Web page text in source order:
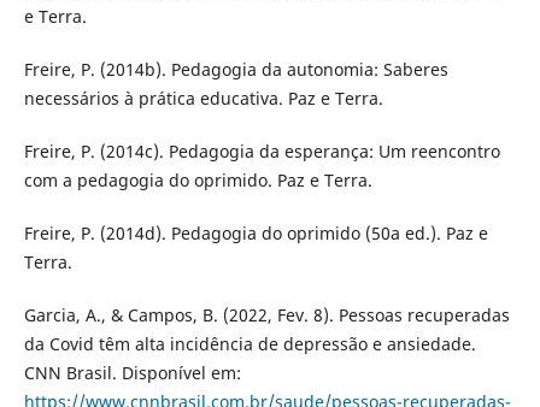
e Terra.
Freire, P. (2014b). Pedagogia da autonomia: Saberes
necessários à prática educativa. Paz e Terra.
Freire, P. (2014c). Pedagogia da esperança: Um reencontro
com a pedagogia do oprimido. Paz e Terra.
Freire, P. (2014d). Pedagogia do oprimido (50a ed.). Paz e
Terra.
Garcia, A., & Campos, B. (2022, Fev. 8). Pessoas recuperadas
da Covid têm alta incidência de depressão e ansiedade.
CNN Brasil. Disponível em:
https://www.cnnbrasil.com.br/saude/pessoas-recuperadas-